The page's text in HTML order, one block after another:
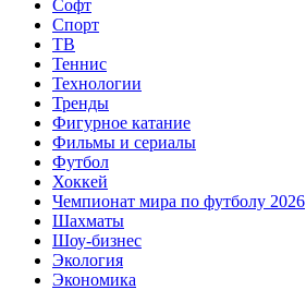
Софт
Спорт
ТВ
Теннис
Технологии
Тренды
Фигурное катание
Фильмы и сериалы
Футбол
Хоккей
Чемпионат мира по футболу 2026
Шахматы
Шоу-бизнес
Экология
Экономика